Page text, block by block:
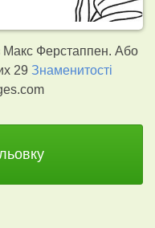
Макс Ферстаппен. Або
29Знаменитості